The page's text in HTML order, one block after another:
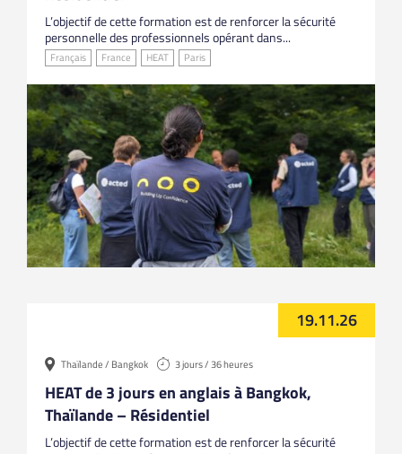
L’objectif de cette formation est de renforcer la sécurité
personnelle des professionnels opérant dans...
Français France HEAT Paris
19.11.26
Thaïlande / Bangkok 3 jours / 36 heures
HEAT de 3 jours en anglais à Bangkok,
Thaïlande – Résidentiel
L’objectif de cette formation est de renforcer la sécurité